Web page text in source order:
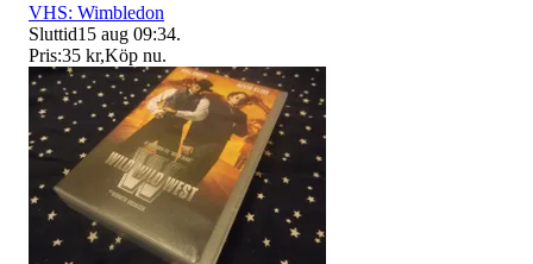
VHS: Wimbledon
Sluttid15 aug 09:34.
Pris:35 kr,Köp nu.